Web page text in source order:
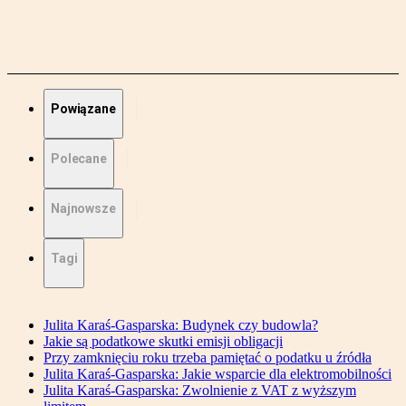
Powiązane
Polecane
Najnowsze
Tagi
Julita Karaś-Gasparska: Budynek czy budowla?
Jakie są podatkowe skutki emisji obligacji
Przy zamknięciu roku trzeba pamiętać o podatku u źródła
Julita Karaś-Gasparska: Jakie wsparcie dla elektromobilności
Julita Karaś-Gasparska: Zwolnienie z VAT z wyższym